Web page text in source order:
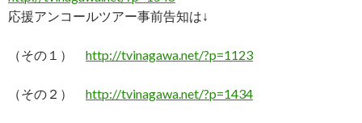
応援アンコールツアー事前告知は↓
（その１） http://tvinagawa.net/?p=1123
（その２） http://tvinagawa.net/?p=1434